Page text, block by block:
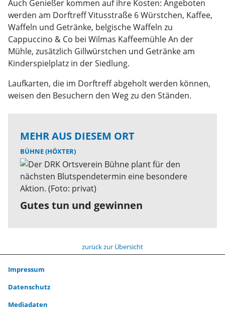
Auch Genießer kommen auf ihre Kosten: Angeboten
werden am Dorftreff Vitusstraße 6 Würstchen, Kaffee,
Waffeln und Getränke, belgische Waffeln zu
Cappuccino & Co bei Wilmas Kaffeemühle An der
Mühle, zusätzlich Gillwürstchen und Getränke am
Kinderspielplatz in der Siedlung.
Laufkarten, die im Dorftreff abgeholt werden können,
weisen den Besuchern den Weg zu den Ständen.
MEHR AUS DIESEM ORT
BÜHNE (HÖXTER)
Gutes tun und gewinnen
zurück zur Übersicht
Impressum
Datenschutz
Mediadaten